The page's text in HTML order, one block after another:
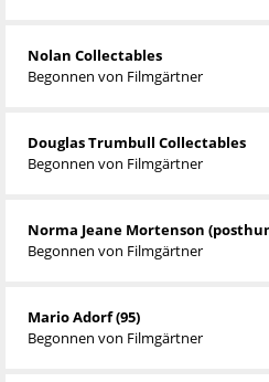
Nolan Collectables
Begonnen von Filmgärtner
Douglas Trumbull Collectables
Begonnen von Filmgärtner
Norma Jeane Mortenson
Begonnen von Filmgärtner
Mario Adorf (95)
Begonnen von Filmgärtner